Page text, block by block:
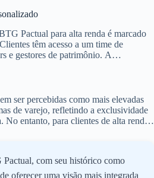
Pactual para alta renda é marcado
têm acesso a um time de
e gestores de patrimônio. A
família ou indivíduo. A decisão de
ser percebidas como mais elevadas
de varejo, refletindo a exclusividade
No entanto, para clientes de alta renda,
O valor agregado da consultoria e
com seu histórico como
oferecer uma visão mais integrada